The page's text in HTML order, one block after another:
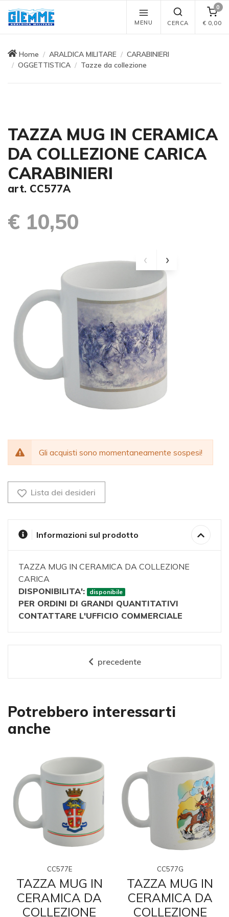
MENU CERCA
0
€ 0,00
Home ARALDICA MILITARE
CARABINIERI
OGGETTISTICA
Tazze da collezione
TAZZA MUG IN CERAMICA
DA COLLEZIONE CARICA
CARABINIERI
art. CC577A
€ 10,50
Gli acquisti sono momentaneamente sospesi!
Lista dei desideri
Informazioni sul prodotto
TAZZA MUG IN CERAMICA DA COLLEZIONE
CARICA
DISPONIBILITA':
disponibile
PER ORDINI DI GRANDI QUANTITATIVI
CONTATTARE L'UFFICIO COMMERCIALE
precedente
Potrebbero interessarti
anche
CC577E
TAZZA MUG IN
CERAMICA DA
COLLEZIONE
CC577G
TAZZA MUG IN
CERAMICA DA
COLLEZIONE